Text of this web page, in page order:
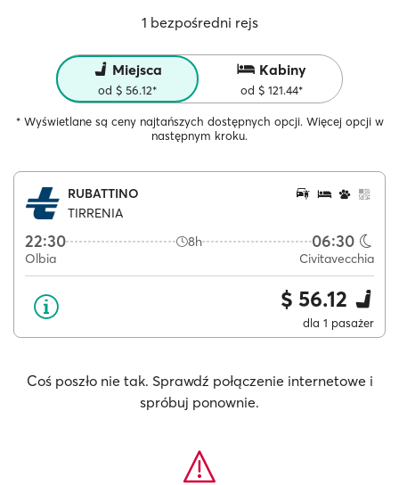
1 bezpośredni rejs
Miejsca
od $ 56.12*
Kabiny
od $ 121.44*
* Wyświetlane są ceny najtańszych dostępnych opcji. Więcej opcji w
następnym kroku.
RUBATTINO
TIRRENIA
22:30 8h 06:30
Olbia Civitavecchia
$ 56.12
dla 1 pasażer
Coś poszło nie tak. Sprawdź połączenie internetowe i
spróbuj ponownie.